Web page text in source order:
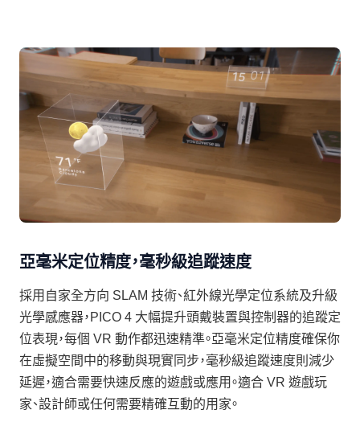
亞毫米定位精度，毫秒級追蹤速度
採用自家全方向 SLAM 技術、紅外線光學定位系統及升級
光學感應器，PICO 4 大幅提升頭戴裝置與控制器的追蹤定
位表現，每個 VR 動作都迅速精準。亞毫米定位精度確保你
在虛擬空間中的移動與現實同步，毫秒級追蹤速度則減少
延遲，適合需要快速反應的遊戲或應用。適合 VR 遊戲玩
家、設計師或任何需要精確互動的用家。